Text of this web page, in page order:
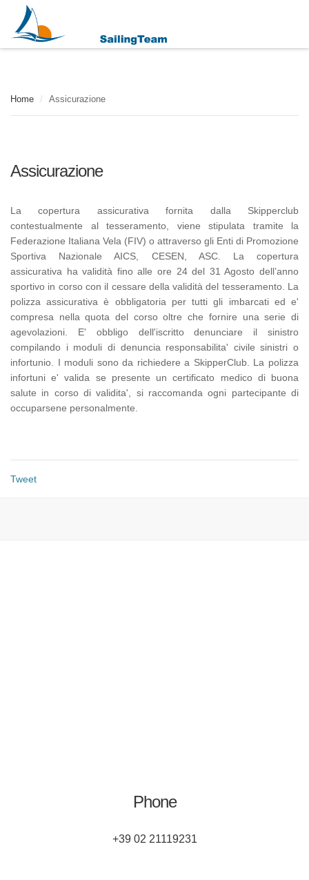
Home / Assicurazione
Assicurazione
La copertura assicurativa fornita dalla Skipperclub
contestualmente al tesseramento, viene stipulata tramite la
Federazione Italiana Vela (FIV) o attraverso gli Enti di Promozione
Sportiva Nazionale AICS, CESEN, ASC. La copertura
assicurativa ha validità fino alle ore 24 del 31 Agosto dell’anno
sportivo in corso con il cessare della validità del tesseramento. La
polizza assicurativa è obbligatoria per tutti gli imbarcati ed e'
compresa nella quota del corso oltre che fornire una serie di
agevolazioni. E' obbligo dell'iscritto denunciare il sinistro
compilando i moduli di denuncia responsabilita' civile sinistri o
infortunio. I moduli sono da richiedere a SkipperClub.
La polizza
infortuni e' valida se presente un certificato medico di buona
salute in corso di validita', si raccomanda ogni partecipante di
occuparsene personalmente.
Tweet
Phone
+39 02 21119231